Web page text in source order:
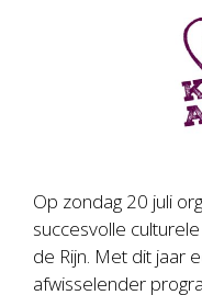
Op zondag 20 juli
succesvolle
de Rijn. Met dit jaar
afwisselender